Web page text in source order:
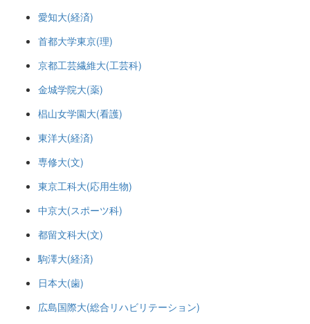
愛知大(経済)
首都大学東京(理)
京都工芸繊維大(工芸科)
金城学院大(薬)
椙山女学園大(看護)
東洋大(経済)
専修大(文)
東京工科大(応用生物)
中京大(スポーツ科)
都留文科大(文)
駒澤大(経済)
日本大(歯)
広島国際大(総合リハビリテーション)